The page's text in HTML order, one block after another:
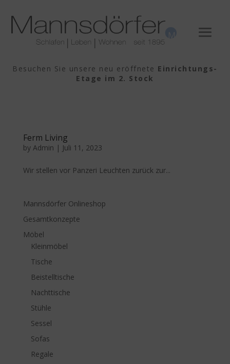
Besuchen Sie unsere neu eröffnete Einrichtungs-
Etage im 2. Stock
Ferm Living
by Admin | Juli 11, 2023
Wir stellen vor Panzeri Leuchten zurück zur...
Mannsdörfer Onlineshop
Gesamtkonzepte
Möbel
Kleinmöbel
Tische
Beistelltische
Nachttische
Stühle
Sessel
Sofas
Regale